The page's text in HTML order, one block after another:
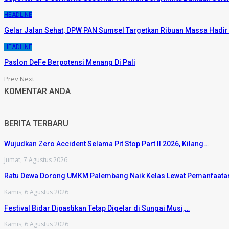
HEADLINE
Gelar Jalan Sehat, DPW PAN Sumsel Targetkan Ribuan Massa Hadir
HEADLINE
Paslon DeFe Berpotensi Menang Di Pali
Prev Next
KOMENTAR ANDA
BERITA TERBARU
Wujudkan Zero Accident Selama Pit Stop Part II 2026, Kilang…
Jumat, 7 Agustus 2026
Ratu Dewa Dorong UMKM Palembang Naik Kelas Lewat
Kamis, 6 Agustus 2026
Festival Bidar Dipastikan Tetap Digelar di Sungai Musi,…
Kamis, 6 Agustus 2026